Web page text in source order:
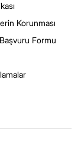
Korunması
Formu